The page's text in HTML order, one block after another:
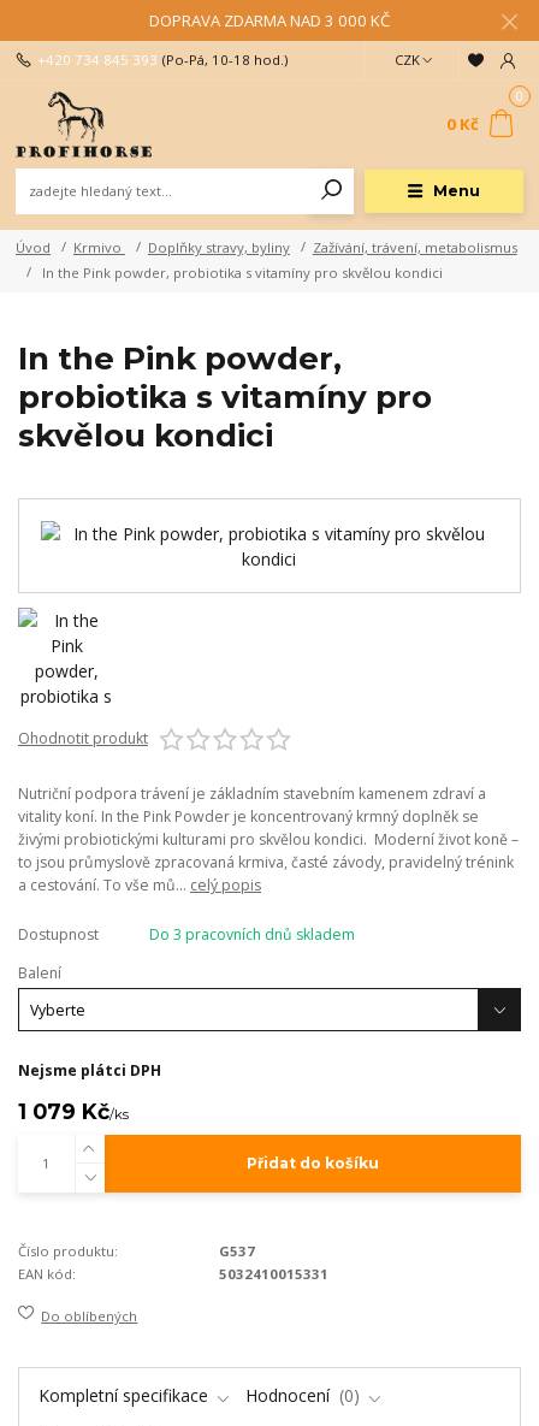
DOPRAVA ZDARMA NAD 3 000 KČ
Menu
CZK
+420 734 845 393 (Po-Pá, 10-18 hod.)
0
0 Kč
Úvod Krmivo Doplňky stravy, byliny
Zažívání, trávení, metabolismus
In the Pink powder, probiotika s vitamíny pro skvělou kondici
In the Pink powder,
probiotika s vitamíny pro
skvělou kondici
Ohodnotit produkt
Nutriční podpora trávení je základním stavebním kamenem zdraví a
vitality koní. In the Pink Powder je koncentrovaný krmný doplněk se
živými probiotickými kulturami pro skvělou kondici. Moderní život koně –
to jsou průmyslově zpracovaná krmiva, časté závody, pravidelný trénink
a cestování. To vše mů... celý popis
Dostupnost
Do 3 pracovních dnů skladem
Balení
Nejsme plátci DPH
1 079 Kč/ks
Přidat do košíku
Číslo produktu:
G537
EAN kód:
5032410015331
Do oblíbených
Kompletní specifikace Hodnocení
0